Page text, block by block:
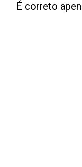
É correto